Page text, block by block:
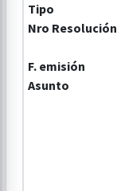
Tipo
Nro Resolución
F. emisión
Asunto